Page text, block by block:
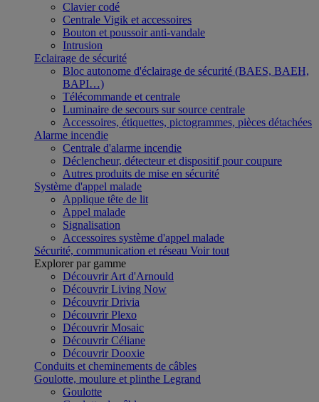
Clavier codé
Centrale Vigik et accessoires
Bouton et poussoir anti-vandale
Intrusion
Eclairage de sécurité
Bloc autonome d'éclairage de sécurité (BAES, BAEH,
BAPI…)
Télécommande et centrale
Luminaire de secours sur source centrale
Accessoires, étiquettes, pictogrammes, pièces détachées
Alarme incendie
Centrale d'alarme incendie
Déclencheur, détecteur et dispositif pour coupure
Autres produits de mise en sécurité
Système d'appel malade
Applique tête de lit
Appel malade
Signalisation
Accessoires système d'appel malade
Sécurité, communication et réseau Voir tout
Explorer par gamme
Découvrir Art d'Arnould
Découvrir Living Now
Découvrir Drivia
Découvrir Plexo
Découvrir Mosaic
Découvrir Céliane
Découvrir Dooxie
Conduits et cheminements de câbles
Goulotte, moulure et plinthe Legrand
Goulotte